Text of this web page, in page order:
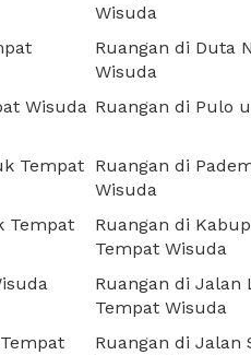
Wisuda
Ruangan di Duta
Wisuda
Wisuda Ruangan di Pulo
Tempat Ruangan di
Wisuda
Tempat
Ruangan di
Tempat Wisuda
Ruangan di
Tempat Wisuda
Ruangan di Jalan